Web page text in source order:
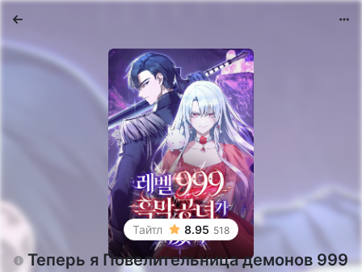
Теперь я Повелительница демонов 999
Тайтл 8.95 518